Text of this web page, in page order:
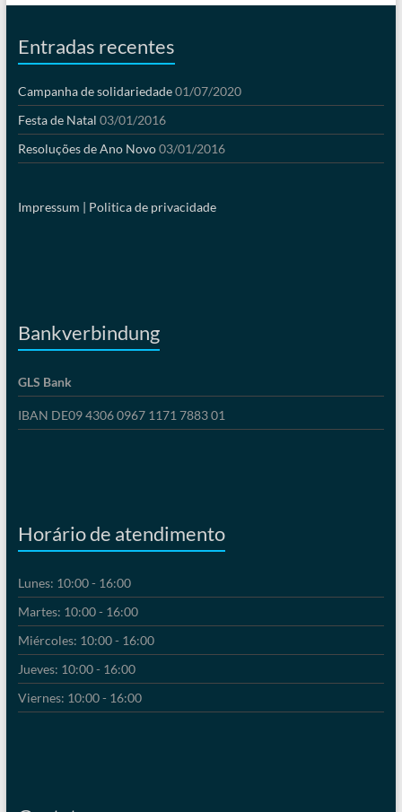
Entradas recentes
Campanha de solidariedade01/07/2020
Festa de Natal 03/01/2016
Resoluções de Ano Novo03/01/2016
Impressum | Politica de privacidade
Bankverbindung
GLS Bank
IBAN DE09 4306 0967 1171 7883 01
Horário de atendimento
Lunes: 10:00 - 16:00
Martes: 10:00 - 16:00
Miércoles: 10:00 - 16:00
Jueves: 10:00 - 16:00
Viernes: 10:00 - 16:00